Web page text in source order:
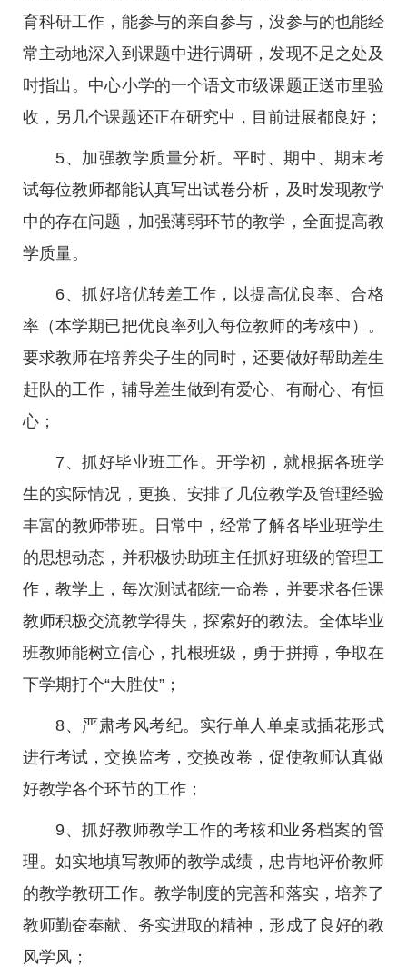
育科研工作，能参与的亲自参与，没参与的也能经
常主动地深入到课题中进行调研，发现不足之处及
时指出。中心小学的一个语文市级课题正送市里验
收，另几个课题还正在研究中，目前进展都良好；
5、加强教学质量分析。平时、期中、期末考
试每位教师都能认真写出试卷分析，及时发现教学
中的存在问题，加强薄弱环节的教学，全面提高教
学质量。
6、抓好培优转差工作，以提高优良率、合格
率（本学期已把优良率列入每位教师的考核中）。
要求教师在培养尖子生的同时，还要做好帮助差生
赶队的工作，辅导差生做到有爱心、有耐心、有恒
心；
7、抓好毕业班工作。开学初，就根据各班学
生的实际情况，更换、安排了几位教学及管理经验
丰富的教师带班。日常中，经常了解各毕业班学生
的思想动态，并积极协助班主任抓好班级的管理工
作，教学上，每次测试都统一命卷，并要求各任课
教师积极交流教学得失，探索好的教法。全体毕业
班教师能树立信心，扎根班级，勇于拼搏，争取在
下学期打个“大胜仗”；
8、严肃考风考纪。实行单人单桌或插花形式
进行考试，交换监考，交换改卷，促使教师认真做
好教学各个环节的工作；
9、抓好教师教学工作的考核和业务档案的管
理。如实地填写教师的教学成绩，忠肯地评价教师
的教学教研工作。教学制度的完善和落实，培养了
教师勤奋奉献、务实进取的精神，形成了良好的教
风学风；